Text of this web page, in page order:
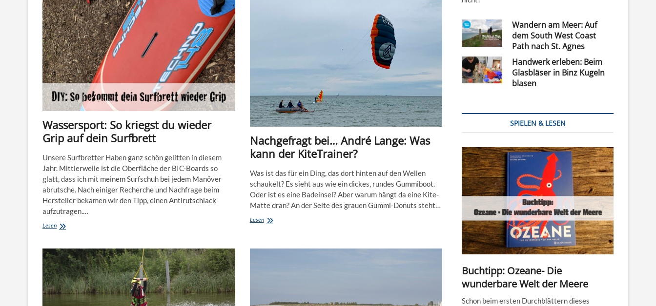
Mecklenburg-
Vorpommern
in
aller
Stille
Wassersport: So kriegst du wieder
Grip auf dein Surfbrett
Unsere Surfbretter Haben ganz schön gelitten in diesem
Jahr. Mittlerweile ist die Oberfläche der BIC-Boards so
glatt, dass ich mit meinem Surfschuh bei jedem Manöver
abrutsche. Nach einiger Recherche und Nachfrage beim
Hersteller bekamen wir den Tipp, einen Antirutschlack
aufzutragen.…
LesenWassersport:
du
wieder
Grip
auf
dein
Surfbrett
Nachgefragt bei… André Lange: Was
kann der KiteTrainer?
Was ist das für ein Ding, das dort hinten auf den Wellen
schaukelt? Es sieht aus wie ein dickes, rundes Gummiboot.
Oder ist es eine Badeinsel? Aber warum hängt da eine Kite-
Matte dran? An der Seite des grauen Gummi-Donuts steht…
LesenNachgefragt
Wandern am Meer: Auf
dem South West Coast
Path nach St. Agnes
Handwerk erleben: Beim
Glasbläser in Binz Kugeln
blasen
SPIELEN & LESEN
Buchtipp: Ozeane- Die
wunderbare Welt der Meere
Schon beim ersten Durchblättern dieses